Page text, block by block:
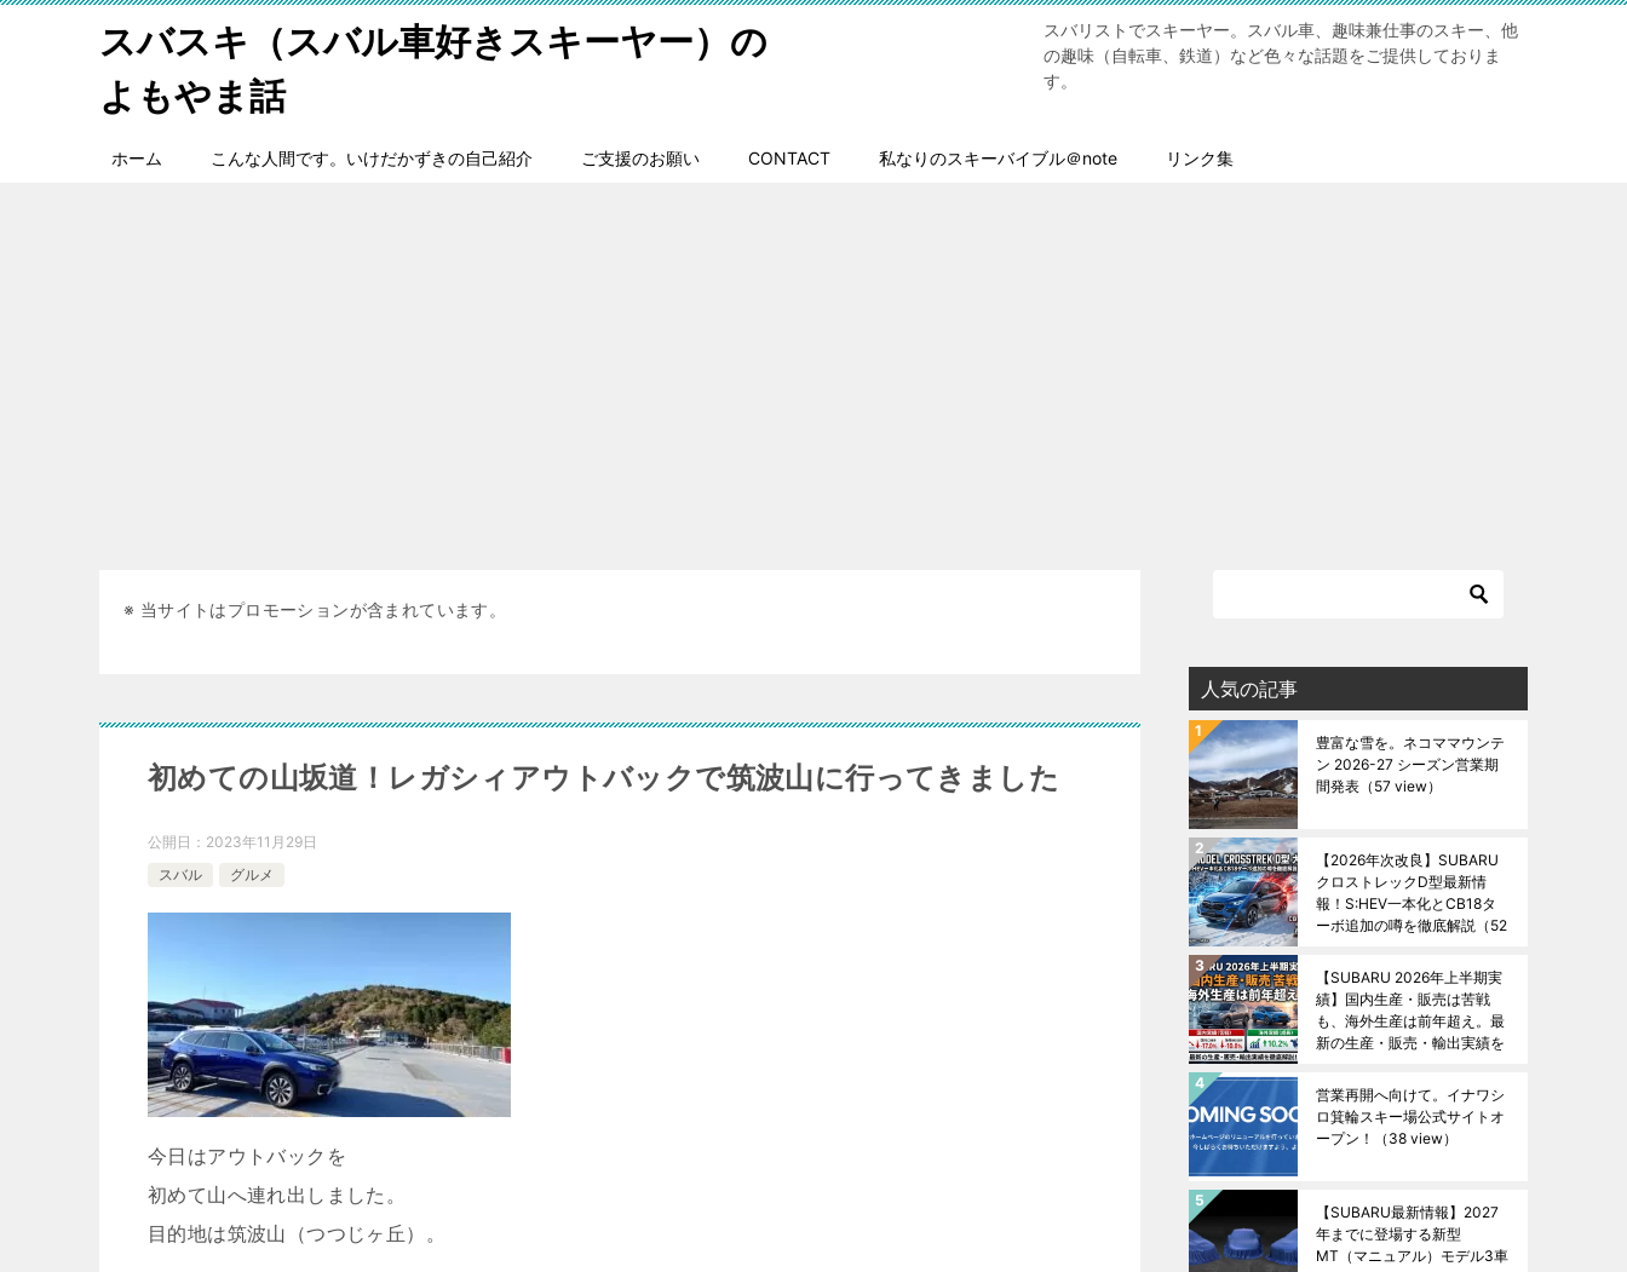
スバスキ（スバル車好きスキーヤー）の
よもやま話
スバリストでスキーヤー。スバル車、趣味兼仕事のスキー、他
の趣味（自転車、鉄道）など色々な話題をご提供しておりま
す。
ホーム こんな人間です。いけだかずきの自己紹介 ご支援のお願い CONTACT 私なりのスキーバイブル＠note リンク集
※ 当サイトはプロモーションが含まれています。
初めての山坂道！レガシィアウトバックで筑波山に行ってきました
公開日： 2023年11月29日
スバル
グルメ
今日はアウトバックを
初めて山へ連れ出しました。
目的地は筑波山（つつじヶ丘）。
人気の記事
豊富な雪を。ネコママウンテ
ン 2026-27 シーズン営業期
間発表 （57 view）
【2026年次改良】SUBARU
クロストレックD型最新情
報！S:HEV一本化とCB18タ
ーボ追加の噂を徹底解説 （52
【SUBARU 2026年上半期実
績】国内生産・販売は苦戦
も、海外生産は前年超え。最
新の生産・販売・輸出実績を
営業再開へ向けて。イナワシ
ロ箕輪スキー場公式サイトオ
ープン！
（38 view）
【SUBARU最新情報】2027
年までに登場する新型
MT（マニュアル）モデル3車